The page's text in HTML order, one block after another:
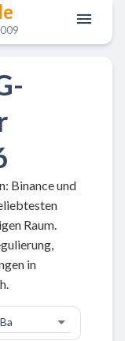
Binance und
Raum.
in